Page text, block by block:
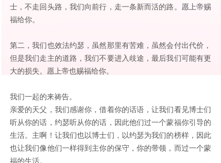
士，不走回头路，我们向前行，走一条新而活的路。愿上帝赐
福给你。
第二，我们也效法约瑟，虽然那里有苦难，虽然会付出代价，
但是我们走主的道路，我们不要进入歧途，最后我们可能有更
大的损失。愿上帝也赐福给你。
我们一起的来祷告。
亲爱的天父，我们感谢你，借着你的话语，让我们看见博士们
听从你的话，约瑟听从你的话，因此他们过一个蒙福你引导的
生活。主啊！让我们也以博士们，以约瑟为我们的榜样，因此
也让我们像他们一样得到主你的保守，你的带领，而过一个蒙
福的生活。